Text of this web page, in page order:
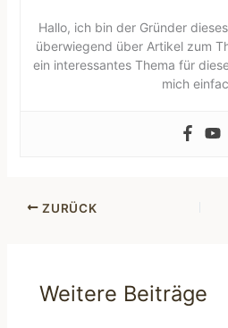
Hallo, ich bin der Gründer
überwiegend über Artikel zum
ein interessantes Thema für
mich
ZURÜCK
Weitere Beiträge